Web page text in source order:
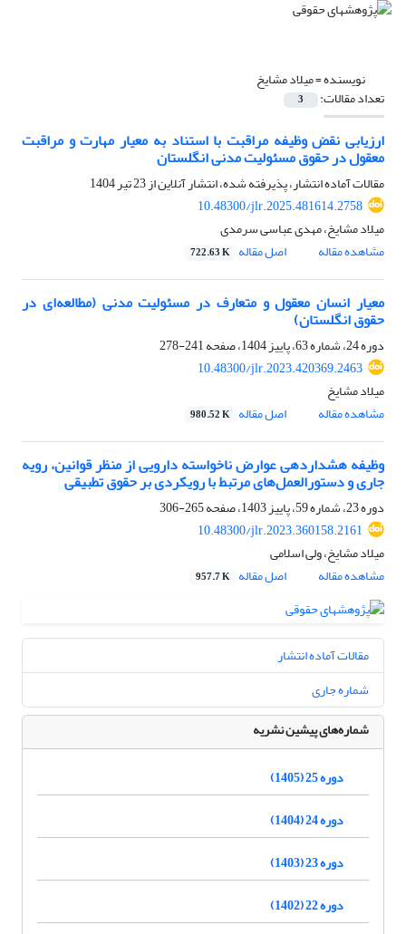
نویسنده =میلاد مشایخ
تعداد مقالات: 3
ارزیابی نقض وظیفه مراقبت با استناد به معیار مهارت و مراقبت
معقول در حقوق مسئولیت مدنی انگلستان
مقالات آماده انتشار، پذیرفته شده، انتشار آنلاین از23 تیر 1404
10.48300/jlr.2025.481614.2758
میلاد مشایخ، مهدی عباسی سرمدی
مشاهده مقاله
اصل مقاله 722.63 K
معیار انسان معقول و متعارف در مسئولیت مدنی (مطالعه‌ای در
حقوق انگلستان)
دوره 24، شماره 63، پاییز 1404، صفحه
241-278
10.48300/jlr.2023.420369.2463
میلاد مشایخ
مشاهده مقاله
اصل مقاله 980.52 K
وظیفه هشداردهی عوارض ناخواسته دارویی از منظر قوانین، رویه
جاری و دستورالعمل‌های مرتبط با رویکردی بر حقوق تطبیقی
دوره 23، شماره 59، پاییز 1403، صفحه
265-306
10.48300/jlr.2023.360158.2161
میلاد مشایخ، ولی اسلامی
مشاهده مقاله
اصل مقاله 957.7 K
مقالات آماده انتشار
شماره جاری
شماره‌های پیشین نشریه
دوره 25 (1405)
دوره 24 (1404)
دوره 23 (1403)
دوره 22 (1402)